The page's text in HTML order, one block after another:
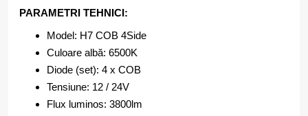
PARAMETRI TEHNICI:
Model: H7 COB 4Side
Culoare albă: 6500K
Diode (set): 4 x COB
Tensiune: 12 / 24V
Flux luminos: 3800lm